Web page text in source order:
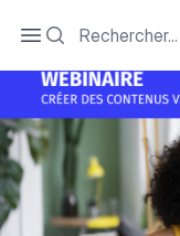
Open sidebar
Search